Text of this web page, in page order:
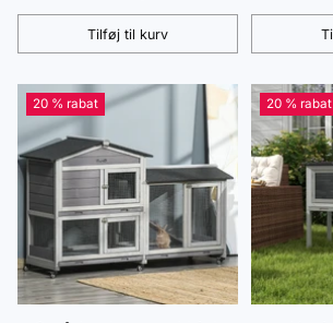
stål, brun
Tilføj til kurv
Antal Antal
20 % rabat 20 % rabat